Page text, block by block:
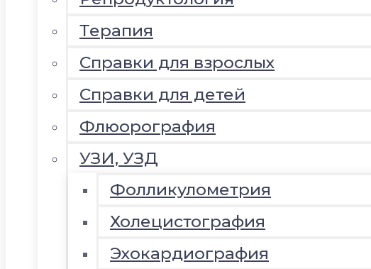
Терапия
Справки для взрослых
Справки для детей
Флюорография
УЗИ, УЗД
Фолликулометрия
Холецистография
Эхокардиография